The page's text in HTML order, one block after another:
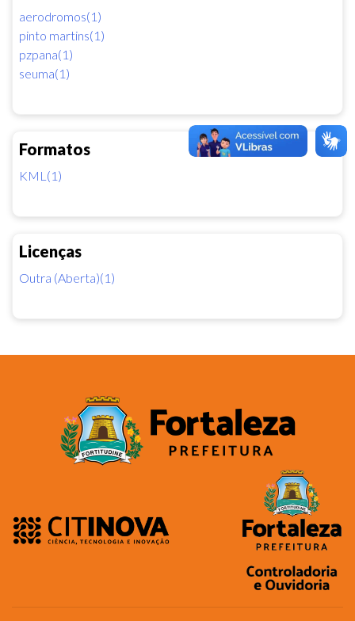
aerodromos(1)
pinto martins(1)
pzpana(1)
seuma(1)
Formatos
KML(1)
Licenças
Outra (Aberta)(1)